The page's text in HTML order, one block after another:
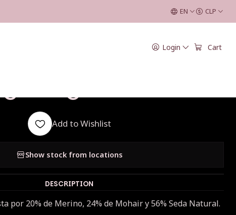
Login Cart
EN CLP
Seda Tweed
- Cielo
Add to Wishlist
Show stock from locations
DESCRIPTION
por 20% de Merino, 24% de Mohair y 56% Seda Natural.